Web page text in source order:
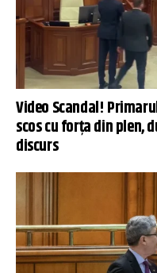
Video Scandal!
scos cu forța din plen,
discurs